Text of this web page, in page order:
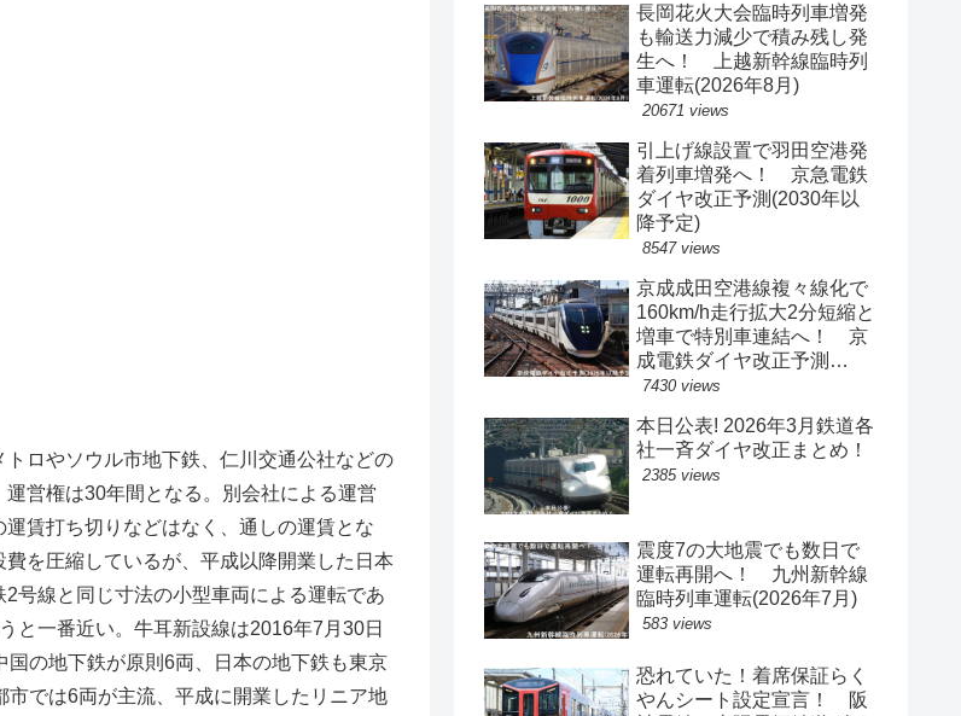
ロやソウル市地下鉄、仁川交通公社などの
営権は30年間となる。別会社による運営
賃打ち切りなどはなく、通しの運賃とな
を圧縮しているが、平成以降開業した日本
号線と同じ寸法の小型車両による運転であ
と一番近い。牛耳新設線は2016年7月30日
の地下鉄が原則6両、日本の地下鉄も東京
では6両が主流、平成に開業したリニア地
長岡花火大会臨時列車増発
も輸送力減少で積み残し発
生へ！ 上越新幹線臨時列
車運転(2026年8月)
20671 views
引上げ線設置で羽田空港発
着列車増発へ！ 京急電鉄
ダイヤ改正予測(2030年以
降予定)
8547 views
京成成田空港線複々線化で
160km/h走行拡大2分短縮と
増車で特別車連結へ！ 京
成電鉄ダイヤ改正予測
(2029年以降予定)
7430 views
本日公表! 2026年3月鉄道各
社一斉ダイヤ改正まとめ！
2385 views
震度7の大地震でも数日で
運転再開へ！ 九州新幹線
臨時列車運転(2026年7月)
583 views
恐れていた！着席保証らく
やんシート設定宣言！ 阪